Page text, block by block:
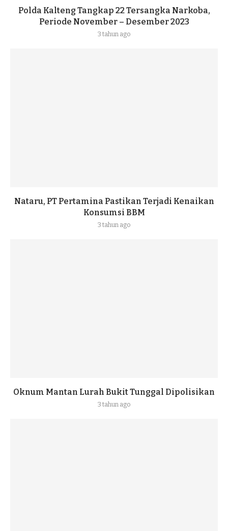
Polda Kalteng Tangkap 22 Tersangka Narkoba,
Periode November – Desember 2023
3 tahun ago
Nataru, PT Pertamina Pastikan Terjadi Kenaikan
Konsumsi BBM
3 tahun ago
Oknum Mantan Lurah Bukit Tunggal Dipolisikan
3 tahun ago